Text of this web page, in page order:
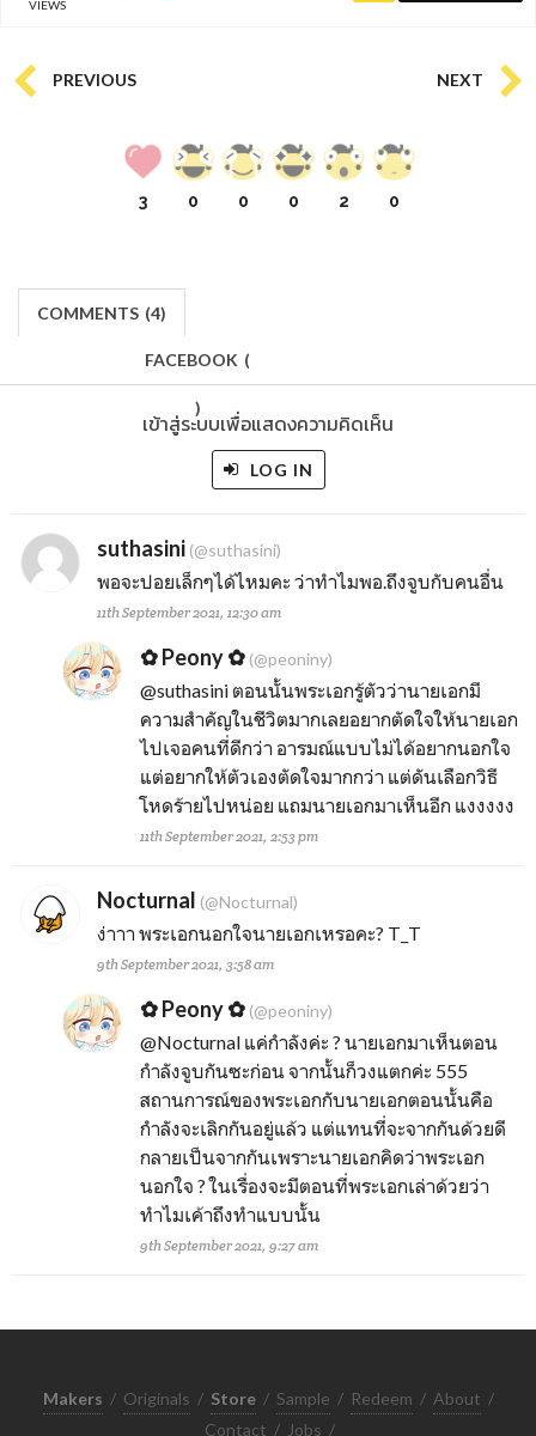
VIEWS
PREVIOUS NEXT
3 0 0 0 2 0
COMMENTS (4)
FACEBOOK (
)
เข้าสู่ระบบเพื่อแสดงความคิดเห็น
LOG IN
suthasini (@suthasini)
พอจะปอยเล็กๆได้ไหมคะ ว่าทำไมพอ.ถึงจูบกับคนอื่น
11th September 2021, 12:30 am
✿ Peony ✿(@peoniny)
@suthasiniตอนนั้นพระเอกรู้ตัวว่านายเอกมี
ความสำคัญในชีวิตมากเลยอยากตัดใจให้นายเอก
ไปเจอคนที่ดีกว่า อารมณ์แบบไม่ได้อยากนอกใจ
แต่อยากให้ตัวเองตัดใจมากกว่า แต่ดันเลือกวิธี
โหดร้ายไปหน่อย แถมนายเอกมาเห็นอีก แงงงงง
11th September 2021, 2:53 pm
Nocturnal (@Nocturnal)
ง่าาา พระเอกนอกใจนายเอกเหรอคะ? T_T
9th September 2021, 3:58 am
✿ Peony ✿(@peoniny)
@Nocturnalแค่กำลังค่ะ ? นายเอกมาเห็นตอน
กำลังจูบกันซะก่อน จากนั้นก็วงแตกค่ะ 555
สถานการณ์ของพระเอกกับนายเอกตอนนั้นคือ
กำลังจะเลิกกันอยู่แล้ว แต่แทนที่จะจากกันด้วยดี
กลายเป็นจากกันเพราะนายเอกคิดว่าพระเอก
นอกใจ ? ในเรื่องจะมีตอนที่พระเอกเล่าด้วยว่า
ทำไมเค้าถึงทำแบบนั้น
9th September 2021, 9:27 am
Makers / Originals / Store / Sample / Redeem / About /
Contact / Jobs /